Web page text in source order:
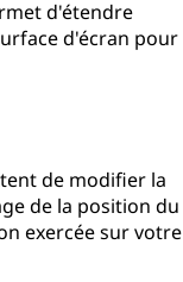
d'étendre
d'écran pour
de modifier la
de la position du
exercée sur votre